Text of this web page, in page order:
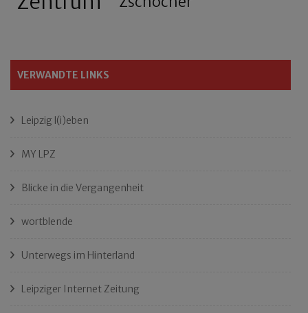
VERWANDTE LINKS
Leipzig l(i)eben
MY LPZ
Blicke in die Vergangenheit
wortblende
Unterwegs im Hinterland
Leipziger Internet Zeitung